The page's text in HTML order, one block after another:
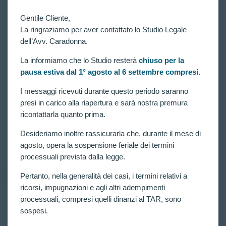
Gentile Cliente,
La ringraziamo per aver contattato lo Studio Legale
dell’Avv. Caradonna.
La informiamo che lo Studio resterà chiuso per la
pausa estiva dal 1° agosto al 6 settembre compresi.
I messaggi ricevuti durante questo periodo saranno
presi in carico alla riapertura e sarà nostra premura
ricontattarla quanto prima.
Desideriamo inoltre rassicurarla che, durante il mese di
agosto, opera la sospensione feriale dei termini
processuali prevista dalla legge.
Pertanto, nella generalità dei casi, i termini relativi a
ricorsi, impugnazioni e agli altri adempimenti
processuali, compresi quelli dinanzi al TAR, sono
sospesi.
,VITTORIE CONSEGUITE
RIESAME CON NUOVO COLLOQUIO PER
ALTRI DUE CANDIDATI ESCLUSI AGLI
COMMA 4) DEL CONCORSO 3581 ALLIEVI
CARABINIERI.
attitudinali del Concorso 3581 allievi carabinieri.
Proseguono gli accoglimenti dei ricorsi presentati
dall’Avv. Claudia Caradonna: Il TAR dispone il
due candidati esclusi agli accertamenti attitudinali
CLAUDIA CARADONNA OTTOBRE 24, 2021
RICORSI ATTIVI ,VITTORIE CONSEGUITE
Note d’ansia da prestazione (PS2): riammesso